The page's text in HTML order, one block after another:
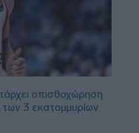
οπισθοχώρηση
3 εκατομμυρίων